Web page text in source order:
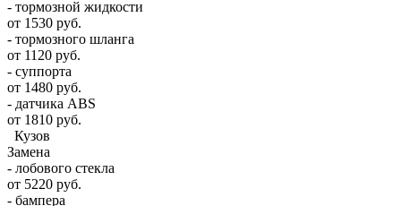
- тормозной жидкости
от 1530 руб.
- тормозного шланга
от 1120 руб.
- суппорта
от 1480 руб.
- датчика ABS
от 1810 руб.
Кузов
Замена
- лобового стекла
от 5220 руб.
- бампера